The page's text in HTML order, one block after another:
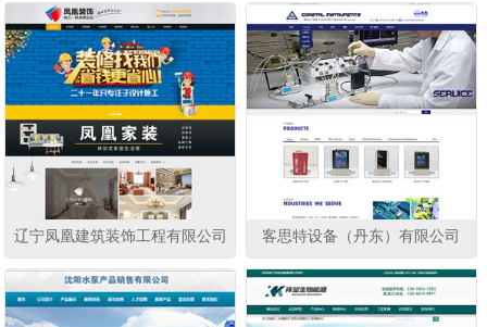
辽宁凤凰建筑装饰工程有限公司 客思特设备（丹东）有限公司